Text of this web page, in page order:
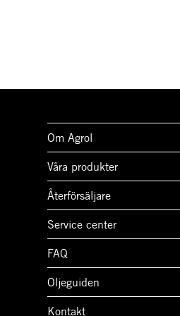
Om Agrol
Våra produkter
Återförsäljare
Service center
FAQ
Oljeguiden
Kontakt